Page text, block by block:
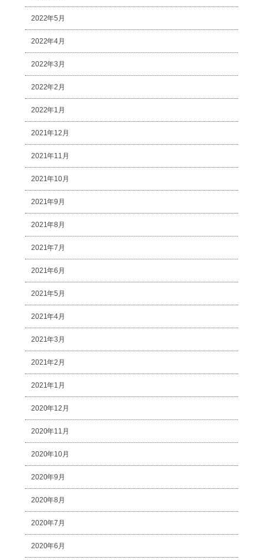
2022年5月
2022年4月
2022年3月
2022年2月
2022年1月
2021年12月
2021年11月
2021年10月
2021年9月
2021年8月
2021年7月
2021年6月
2021年5月
2021年4月
2021年3月
2021年2月
2021年1月
2020年12月
2020年11月
2020年10月
2020年9月
2020年8月
2020年7月
2020年6月